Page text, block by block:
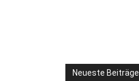
Neueste Beiträge